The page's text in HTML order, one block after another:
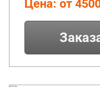
Цена: от